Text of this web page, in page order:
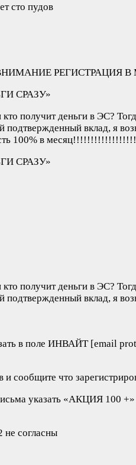
сто пудов
РЕГИСТРАЦИЯ В
СРАЗУ»
получит деньги в ЭС?
подтвержденный вклад, я
100% в
СРАЗУ»
получит деньги в ЭС?
подтвержденный вклад, я
в поле ИНВАЙТ [email
и сообщите что
указать «АКЦИЯ 100
не согласны